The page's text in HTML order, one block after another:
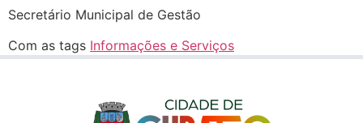
Secretário Municipal de Gestão
Com as tags Informações e Serviços